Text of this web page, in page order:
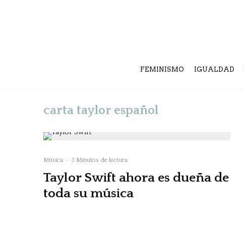
FEMINISMO IGUALDAD
carta taylor español
Música · 3 Minutos de lectura
Taylor Swift ahora es dueña de
toda su música